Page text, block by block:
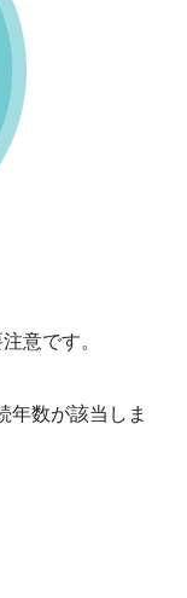
意です。
年数が該当しま